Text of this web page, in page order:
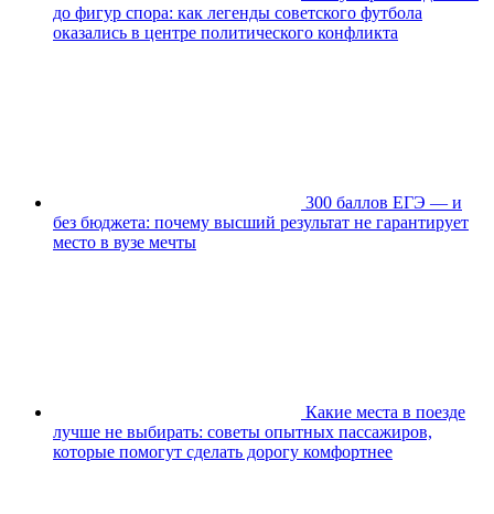
до фигур спора: как легенды советского футбола
оказались в центре политического конфликта
300 баллов ЕГЭ — и
без бюджета: почему высший результат не гарантирует
место в вузе мечты
Какие места в поезде
лучше не выбирать: советы опытных пассажиров,
которые помогут сделать дорогу комфортнее